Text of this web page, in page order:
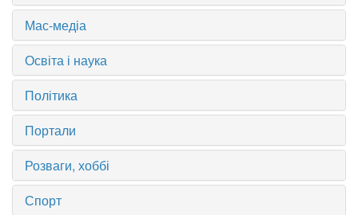
Мас-медіа
Освіта і наука
Політика
Портали
Розваги, хоббі
Спорт